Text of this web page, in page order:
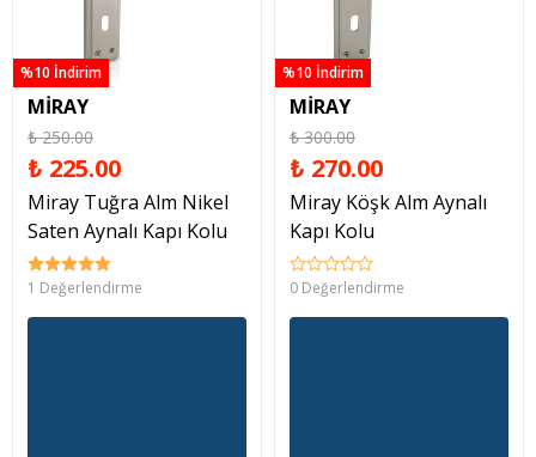
%10 İndirim
MİRAY
₺ 250.00
₺ 225.00
Miray Tuğra Alm Nikel
Saten Aynalı Kapı Kolu
1 Değerlendirme
%10 İndirim
MİRAY
₺ 300.00
₺ 270.00
Miray Köşk Alm Aynalı
Kapı Kolu
0 Değerlendirme